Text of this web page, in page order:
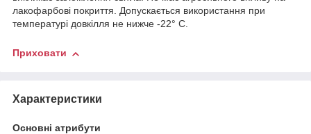
лакофарбові покриття. Допускається використання при
температурі довкілля не нижче -22° C.
Приховати
Характеристики
Основні атрибути